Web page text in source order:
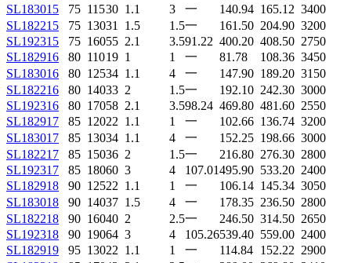
SL183015
75 11530 1.1 3 一 140.94 165.12 3400
SL182215
75 13031 1.5 1.5一 161.50 204.90 3200
SL192315
75 16055 2.1 3.591.22 400.20 408.50 2750
SL182916
80 11019 1 1 一 81.78 108.36 3450
SL183016
80 12534 1.1 4 一 147.90 189.20 3150
SL182216
80 14033 2 1.5一 192.10 242.30 3000
SL192316
80 17058 2.1 3.598.24 469.80 481.60 2550
SL182917
85 12022 1.1 1 一 102.66 136.74 3200
SL183017
85 13034 1.1 4 一 152.25 198.66 3000
SL182217
85 15036 2 1.5一 216.80 276.30 2800
SL192317
85 18060 3 4 107.01495.90 533.20 2400
SL182918
90 12522 1.1 1 一 106.14 145.34 3050
SL183018
90 14037 1.5 4 一 178.35 236.50 2800
SL182218
90 16040 2 2.5一 246.50 314.50 2650
SL192318
90 19064 3 4 105.26539.40 559.00 2400
SL182919
95 13022 1.1 1 一 114.84 152.22 2900